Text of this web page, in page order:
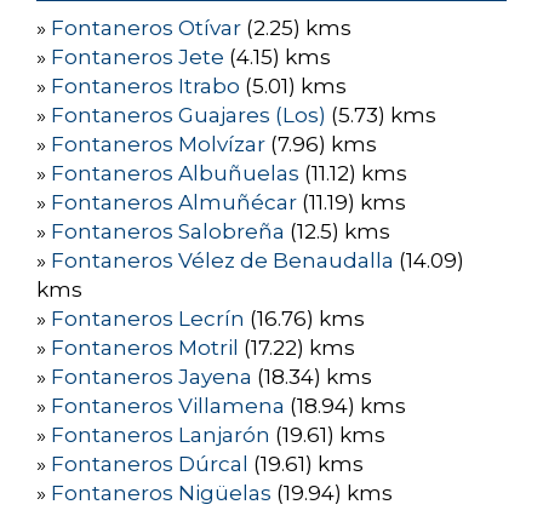
» Fontaneros Otívar (2.25) kms
» Fontaneros Jete (4.15) kms
» Fontaneros Itrabo (5.01) kms
» Fontaneros Guajares (Los) (5.73) kms
» Fontaneros Molvízar (7.96) kms
» Fontaneros Albuñuelas (11.12) kms
» Fontaneros Almuñécar (11.19) kms
» Fontaneros Salobreña (12.5) kms
» Fontaneros Vélez de Benaudalla (14.09)
kms
» Fontaneros Lecrín (16.76) kms
» Fontaneros Motril (17.22) kms
» Fontaneros Jayena (18.34) kms
» Fontaneros Villamena (18.94) kms
» Fontaneros Lanjarón (19.61) kms
» Fontaneros Dúrcal (19.61) kms
» Fontaneros Nigüelas (19.94) kms